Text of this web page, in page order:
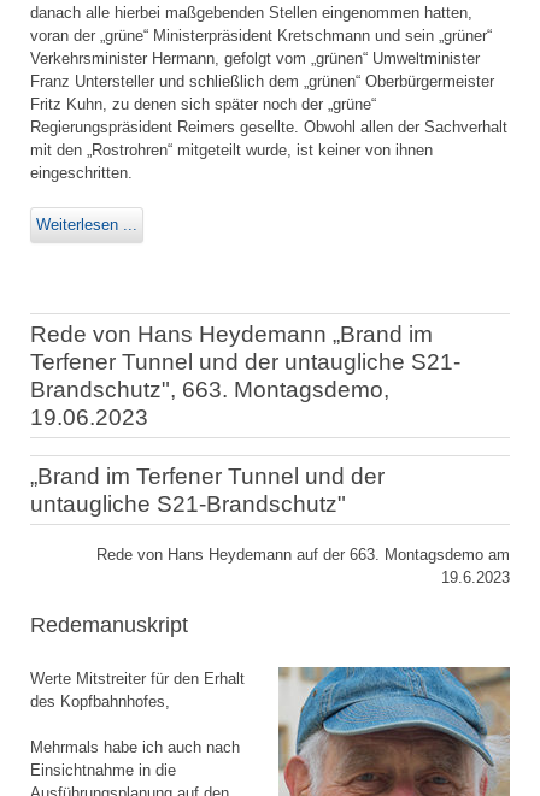
danach alle hierbei maßgebenden Stellen eingenommen hatten,
voran der „grüne“ Ministerpräsident Kretschmann und sein „grüner“
Verkehrsminister Hermann, gefolgt vom „grünen“ Umweltminister
Franz Untersteller und schließlich dem „grünen“ Oberbürgermeister
Fritz Kuhn, zu denen sich später noch der „grüne“
Regierungspräsident Reimers gesellte. Obwohl allen der Sachverhalt
mit den „Rostrohren“ mitgeteilt wurde, ist keiner von ihnen
eingeschritten.
Weiterlesen ...
Rede von Hans Heydemann „Brand im
Terfener Tunnel und der untaugliche S21-
Brandschutz", 663. Montagsdemo,
19.06.2023
„Brand im Terfener Tunnel und der
untaugliche S21-Brandschutz"
Rede von Hans Heydemann auf der 663. Montagsdemo am
19.6.2023
Redemanuskript
Werte Mitstreiter für den Erhalt
des Kopfbahnhofes,
Mehrmals habe ich auch nach
Einsichtnahme in die